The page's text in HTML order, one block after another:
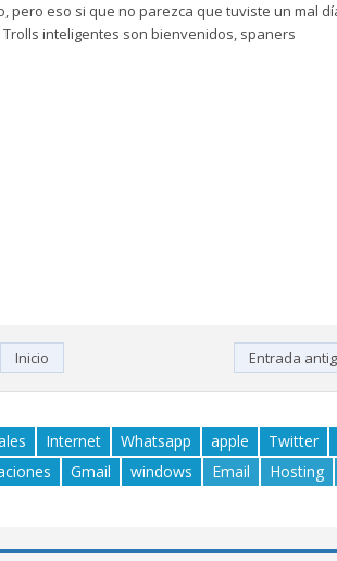
pero eso si que no parezca que tuviste un mal
inteligentes son bienvenidos, spaners
Entrada
Inicio
Internet Whatsapp apple Twitter
Gmail windows Email Hosting